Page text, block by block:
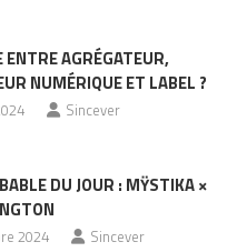
ENTRE AGRÉGATEUR,
NUMÉRIQUE ET LABEL ?
Sincever
DU JOUR : MŸSTIKA ×
2024 Sincever